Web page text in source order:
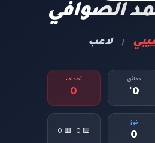
الصوافي
| لاعب
دقائق
0'
أهداف
0
فوز
0
🟨 0 | 🟥 0